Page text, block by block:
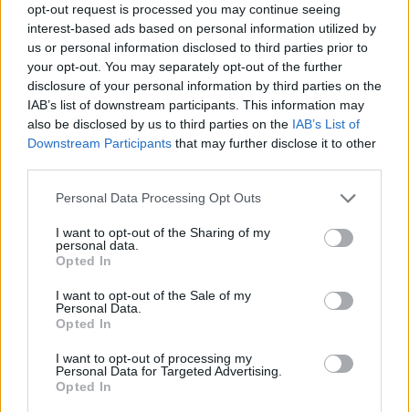
opt-out request is processed you may continue seeing
interest-based ads based on personal information utilized by
us or personal information disclosed to third parties prior to
your opt-out. You may separately opt-out of the further
disclosure of your personal information by third parties on the
IAB’s list of downstream participants. This information may
also be disclosed by us to third parties on the IAB’s List of
Downstream Participants that may further disclose it to other
Please note that this website/app uses one or more Google
not limited to your visit or usage behaviour. You may click to
grant or deny consent to Google and its third-party tags to
use your data for below specified purposes in below Google
consent section.
Personal Data Processing Opt Outs
I want to opt-out of the Sharing of my
personal data.
Opted In
I want to opt-out of the Sale of my
Personal Data.
Opted In
I want to opt-out of processing my
Personal Data for Targeted Advertising.
Opted In
Inviaci le tue segnalazioni,
i tuoi video e le tue foto
Su WhatsApp al numero +39
345 356 7512
Notizie in tempo reale?
Entra nel canale telegram di
daGoogle News